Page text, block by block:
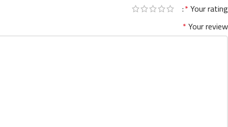
Your rating
*
Your review
*